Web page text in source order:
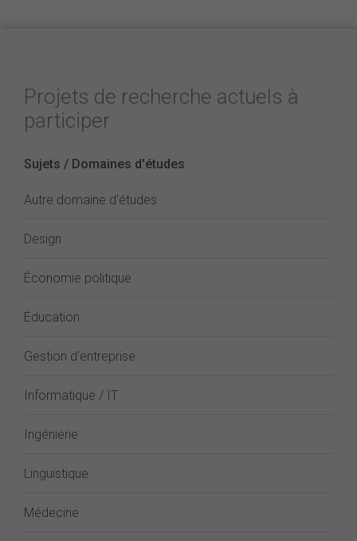
Projets de recherche actuels à
participer
Sujets / Domaines d'études
Autre domaine d'études
Design
Économie politique
Éducation
Gestion d'entreprise
Informatique / IT
Ingénierie
Linguistique
Médecine